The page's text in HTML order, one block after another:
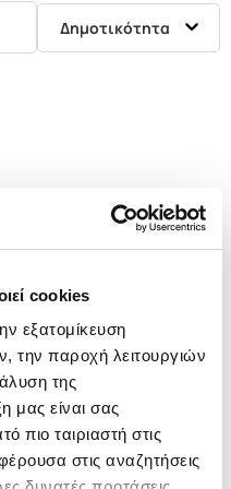
cookies
εξατομίκευση
την παροχή λειτουργιών
της
μας είναι σας
πιο ταιριαστή στις
στις αναζητήσεις
Δημοτικότητα